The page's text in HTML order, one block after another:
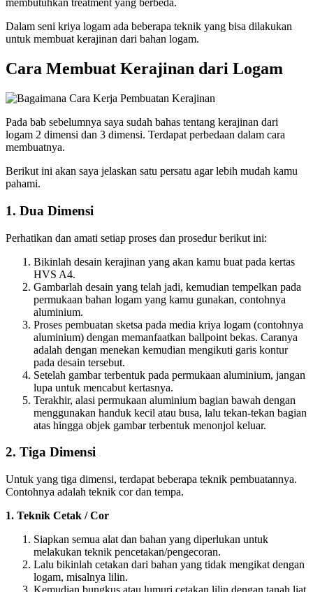
membutuhkan treatment yang berbeda.
Dalam seni kriya logam ada beberapa teknik yang bisa dilakukan
untuk membuat kerajinan dari bahan logam.
Cara Membuat Kerajinan dari Logam
Pada bab sebelumnya saya sudah bahas tentang kerajinan dari
logam 2 dimensi dan 3 dimensi. Terdapat perbedaan dalam cara
membuatnya.
Berikut ini akan saya jelaskan satu persatu agar lebih mudah kamu
pahami.
1. Dua Dimensi
Perhatikan dan amati setiap proses dan prosedur berikut ini:
Bikinlah desain kerajinan yang akan kamu buat pada kertas
HVS A4.
Gambarlah desain yang telah jadi, kemudian tempelkan pada
permukaan bahan logam yang kamu gunakan, contohnya
aluminium.
Proses pembuatan sketsa pada media kriya logam (contohnya
aluminium) dengan memanfaatkan ballpoint bekas. Caranya
adalah dengan menekan kemudian mengikuti garis kontur
pada desain tersebut.
Setelah gambar terbentuk pada permukaan aluminium, jangan
lupa untuk mencabut kertasnya.
Terakhir, alasi permukaan aluminium bagian bawah dengan
menggunakan handuk kecil atau busa, lalu tekan-tekan bagian
atas hingga objek gambar terbentuk menonjol keluar.
2. Tiga Dimensi
Untuk yang tiga dimensi, terdapat beberapa teknik pembuatannya.
Contohnya adalah teknik cor dan tempa.
1. Teknik Cetak / Cor
Siapkan semua alat dan bahan yang diperlukan untuk
melakukan teknik pencetakan/pengecoran.
Lalu bikinlah cetakan dari bahan yang tidak mengikat dengan
logam, misalnya lilin.
Kemudian bungkus atau lumuri cetakan lilin dengan tanah liat